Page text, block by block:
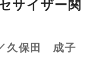
サイザー関
久保田 成子